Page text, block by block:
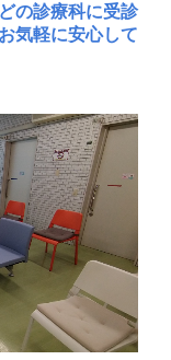
の診療科に受診
気軽に安心して